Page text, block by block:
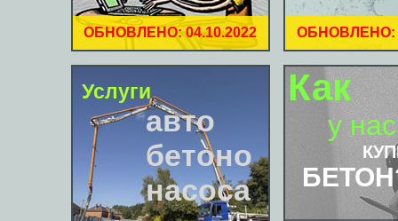
ОБНОВЛЕНО: 04.10.2022 ОБНОВЛЕНО:
Услуги
авто
бетоно
насоса
Как
у нас